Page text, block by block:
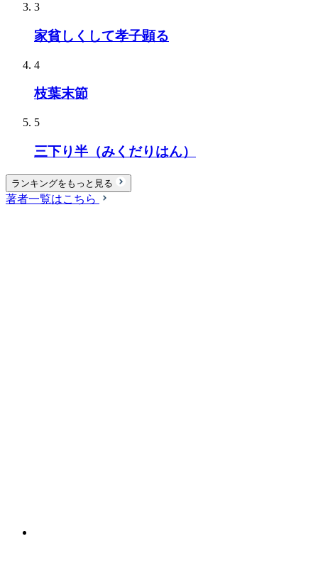
3
家貧しくして孝子顕る
4
枝葉末節
5
三下り半（みくだりはん）
ランキングをもっと見る
著者一覧はこちら